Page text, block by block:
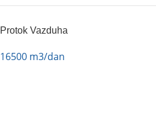
Protok Vazduha
16500 m3/dan